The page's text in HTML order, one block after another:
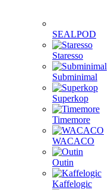
SEALPOD
Staresso
Subminimal
Superkop
Timemore
WACACO
Outin
Kaffelogic